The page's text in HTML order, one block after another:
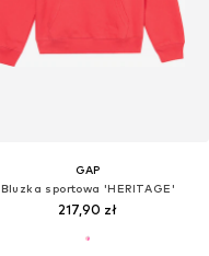
GAP
Bluzka sportowa 'HERITAGE'
217,90 zł